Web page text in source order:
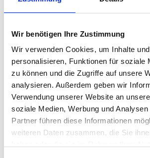
Wir benötigen Ihre Zustimmung
Wir verwenden Cookies, um Inhalte
personalisieren, Funktionen für soziale
zu können und die Zugriffe auf unsere
analysieren. Außerdem geben wir
Verwendung unserer Website an
soziale Medien, Werbung und
Partner führen diese Informationen
weiteren Daten zusammen, die Sie
Weiterlesen...